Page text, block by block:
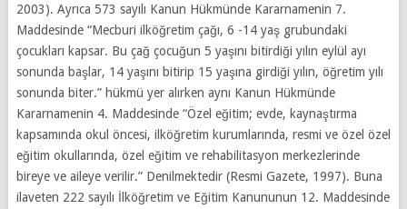
2003). Ayrıca 573 sayılı Kanun Hükmünde Kararnamenin 7.
Maddesinde “Mecburi ilköğretim çağı, 6 -14 yaş grubundaki
çocukları kapsar. Bu çağ çocuğun 5 yaşını bitirdiği yılın eylül ayı
sonunda başlar, 14 yaşını bitirip 15 yaşına girdiği yılın, öğretim yılı
sonunda biter.” hükmü yer alırken aynı Kanun Hükmünde
Kararnamenin 4. Maddesinde “Özel eğitim; evde, kaynaştırma
kapsamında okul öncesi, ilköğretim kurumlarında, resmi ve özel özel
eğitim okullarında, özel eğitim ve rehabilitasyon merkezlerinde
bireye ve aileye verilir.” Denilmektedir (Resmi Gazete, 1997). Buna
ilaveten 222 sayılı İlköğretim ve Eğitim Kanununun 12. Maddesinde